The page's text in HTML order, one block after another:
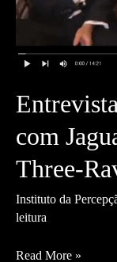
com
Three-
Instituto da
leitura
Entrevista
Read More »